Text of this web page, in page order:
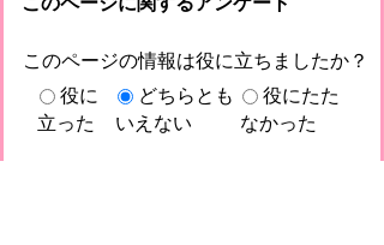
このページの情報は役に立ちましたか？
役に
立った
どちらとも
いえない
役にたた
なかった